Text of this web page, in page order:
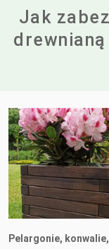
Jak
Pelargonie,